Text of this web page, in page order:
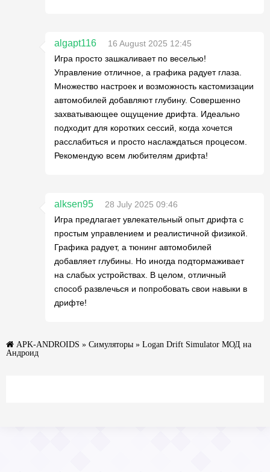
algapt116
16 August 2025 12:45
Игра просто зашкаливает по веселью!
Управление отличное, а графика радует глаза.
Множество настроек и возможность кастомизации
автомобилей добавляют глубину. Совершенно
захватывающее ощущение дрифта. Идеально
подходит для коротких сессий, когда хочется
расслабиться и просто наслаждаться процесом.
Рекомендую всем любителям дрифта!
alksen95
28 July 2025 09:46
Игра предлагает увлекательный опыт дрифта с
простым управлением и реалистичной физикой.
Графика радует, а тюнинг автомобилей
добавляет глубины. Но иногда подтормаживает
на слабых устройствах. В целом, отличный
способ развлечься и попробовать свои навыки в
дрифте!
APK-ANDROIDS » Симуляторы » Logan Drift Simulator МОД на
Андроид